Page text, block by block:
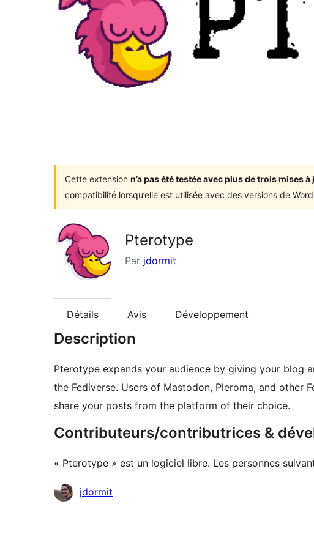
Cette extension n’a pas été testée avec plus de trois mises
compatibilité lorsqu’elle est utilisée avec des versions de
Pterotype
Par jdormit
Détails Avis Développement
Description
Pterotype expands your audience by giving your blog
the Fediverse. Users of Mastodon, Pleroma, and other
share your posts from the platform of their choice.
Contributeurs/contributrices &
« Pterotype » est un logiciel libre. Les personnes
Contributeurs
jdormit